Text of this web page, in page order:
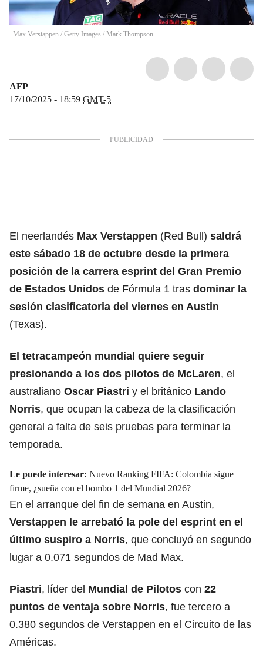
Max Verstappen / Getty Images / Mark Thompson
AFP
17/10/2025 - 18:59 GMT-5
El neerlandés Max Verstappen (Red Bull) saldrá
este sábado 18 de octubre desde la primera
posición de la carrera esprint del Gran Premio
de Estados Unidos de Fórmula 1 tras dominar la
sesión clasificatoria del viernes en Austin
(Texas).
El tetracampeón mundial quiere seguir
presionando a los dos pilotos de McLaren, el
australiano Oscar Piastri y el británico Lando
Norris, que ocupan la cabeza de la clasificación
general a falta de seis pruebas para terminar la
temporada.
Le puede interesar: Nuevo Ranking FIFA: Colombia sigue
firme, ¿sueña con el bombo 1 del Mundial 2026?
En el arranque del fin de semana en Austin,
Verstappen le arrebató la pole del esprint en el
último suspiro a Norris, que concluyó en segundo
lugar a 0.071 segundos de Mad Max.
Piastri, líder del Mundial de Pilotos con 22
puntos de ventaja sobre Norris, fue tercero a
0.380 segundos de Verstappen en el Circuito de las
Américas.